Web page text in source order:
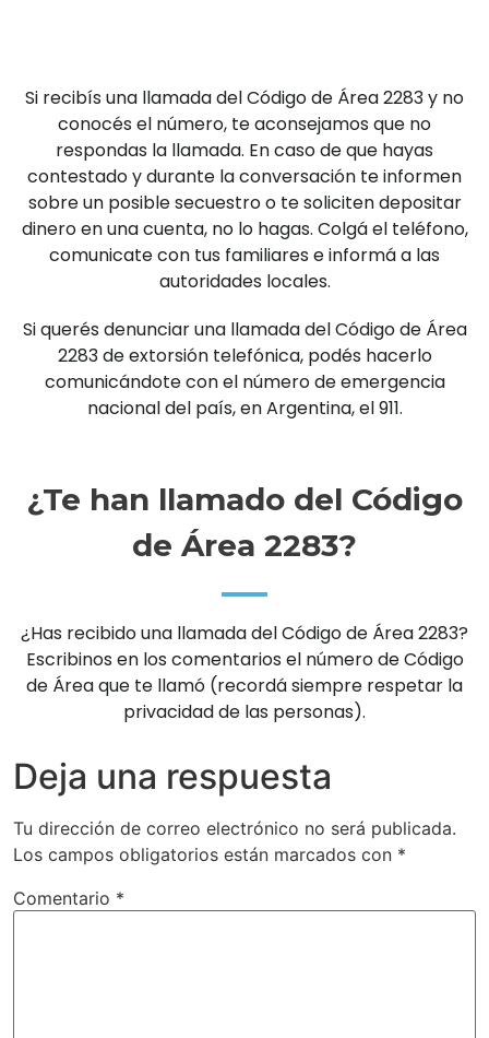
Si recibís una llamada del Código de Área 2283 y no
conocés el número, te aconsejamos que no
respondas la llamada. En caso de que hayas
contestado y durante la conversación te informen
sobre un posible secuestro o te soliciten depositar
dinero en una cuenta, no lo hagas. Colgá el teléfono,
comunicate con tus familiares e informá a las
autoridades locales.
Si querés denunciar una llamada del Código de Área
2283 de extorsión telefónica, podés hacerlo
comunicándote con el número de emergencia
nacional del país, en Argentina, el 911.
¿Te han llamado del Código
de Área 2283?
¿Has recibido una llamada del Código de Área 2283?
Escribinos en los comentarios el número de Código
de Área que te llamó (recordá siempre respetar la
privacidad de las personas).
Deja una respuesta
Tu dirección de correo electrónico no será publicada.
Los campos obligatorios están marcados con *
Comentario *